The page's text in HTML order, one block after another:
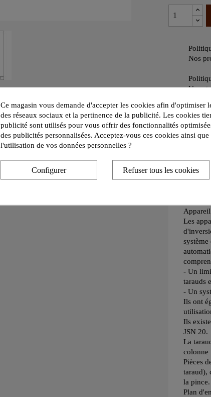
Nos
Un
Tout
Les
- Un
tarauds
- Un
Ils ont
Ils
JSN 20.
La
colonne
Pièces
taraud),
la pince.
Plan
Ce magasin vous demande d'accepter les cookies afin d'optimiser
des réseaux sociaux et la pertinence de la publicité. Les cookies
publicité sont utilisés pour vous offrir des fonctionnalités
des publicités personnalisées. Acceptez-vous ces cookies ainsi
l'utilisation de vos données personnelles ?
Refuser tous les cookies
Configurer